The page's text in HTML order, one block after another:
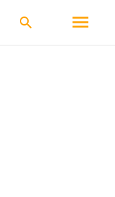
Zoeken